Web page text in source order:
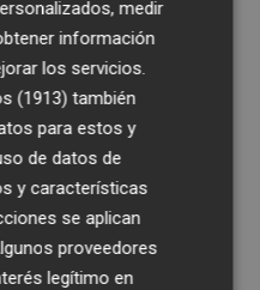
medir
información
los servicios.
(1913) también
para estos y
de datos de
y características
se aplican
proveedores
legítimo en